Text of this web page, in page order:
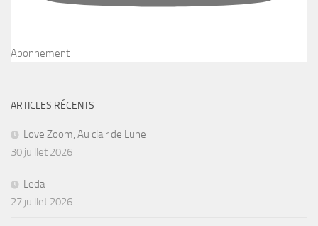
Abonnement
ARTICLES RÉCENTS
Love Zoom, Au clair de Lune
30 juillet 2026
Leda
27 juillet 2026